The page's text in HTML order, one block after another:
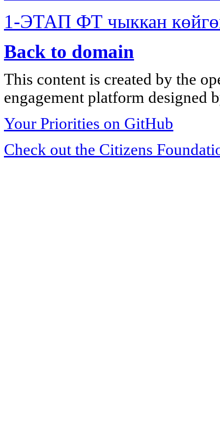
1-ЭТАП ФТ чыккан
Back to domain
This content is created by the
engagement platform designed
Your Priorities on GitHub
Check out the Citizens